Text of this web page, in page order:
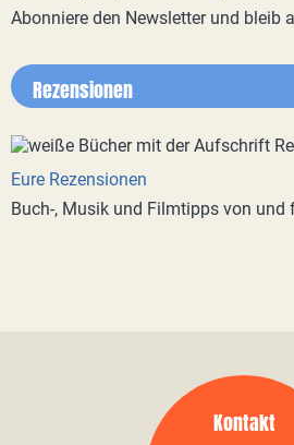
Abonniere den Newsletter und bleib
Rezensionen
Eure Rezensionen
Buch-, Musik und Filmtipps von und
Kontakt